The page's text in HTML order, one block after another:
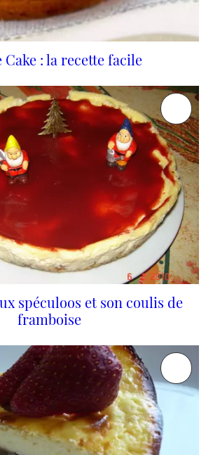
Cake : la recette facile
spéculoos et son coulis de
framboise